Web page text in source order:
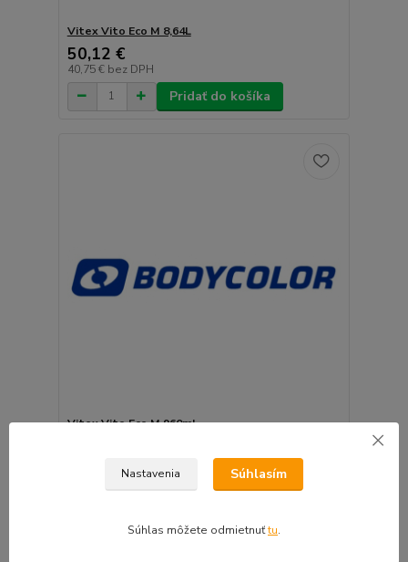
Vitex Vito Eco M 8,64L
50,12 €
40,75 € bez DPH
Pridať do košíka
Vitex Vito Eco M 960ml
Pridať do košíka
Nastavenia Súhlasím
Súhlas môžete odmietnuťtu.